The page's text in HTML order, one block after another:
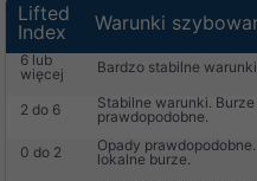
Lifted
Index
Warunki
6 lub
więcej
Bardzo stabilne
2 do 6
Stabilne warunki. Burze
prawdopodobne.
0 do 2
Opady
lokalne burze.